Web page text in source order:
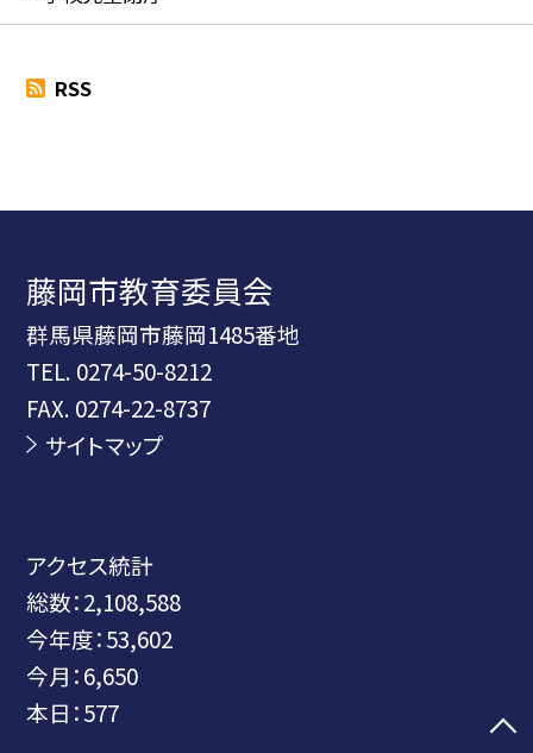
RSS
藤岡市教育委員会
群馬県藤岡市藤岡1485番地
TEL. 0274-50-8212
FAX. 0274-22-8737
サイトマップ
アクセス統計
総数：2,108,588
今年度：53,602
今月：6,650
本日：577